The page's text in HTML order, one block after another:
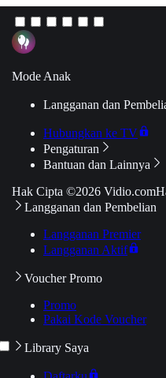
Mode Anak
Langganan dan
Hubungkan ke TV
Pengaturan
Bantuan dan Lainnya
Hak Cipta ©2026 Vidio.com
Langganan dan Pembelian
Langganan Premier
Langganan Aktif
Voucher Promo
Promo
Pakai Kode Voucher
Library Saya